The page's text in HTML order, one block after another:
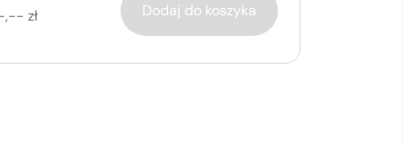
zł Dodaj do koszyka